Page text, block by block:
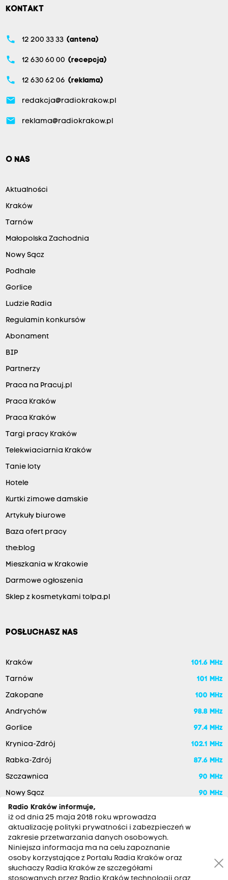
KONTAKT
phone 12 200 33 33 (antena)
phone 12 630 60 00 (recepcja)
phone 12 630 62 06 (reklama)
email redakcja@radiokrakow.pl
email reklama@radiokrakow.pl
O NAS
Aktualności
Kraków
Tarnów
Małopolska Zachodnia
Nowy Sącz
Podhale
Gorlice
Ludzie Radia
Regulamin konkursów
Abonament
BIP
Partnerzy
Praca na Pracuj.pl
Praca Kraków
Praca Kraków
Targi pracy Kraków
Telekwiaciarnia Kraków
Tanie loty
Hotele
Kurtki zimowe damskie
Artykuły biurowe
Baza ofert pracy
the:blog
Mieszkania w Krakowie
Darmowe ogłoszenia
Sklep z kosmetykami tolpa.pl
POSŁUCHASZ NAS
Kraków 101.6 MHz
Tarnów 101 MHz
Zakopane 100 MHz
Andrychów 98.8 MHz
Gorlice 97.4 MHz
Krynica-Zdrój 102.1 MHz
Rabka-Zdrój 87.6 MHz
Szczawnica 90 MHz
Nowy Sącz
90 MHz
Radio Kraków informuje,
iż od dnia 25 maja 2018 roku wprowadza
aktualizację polityki prywatności i zabezpieczeń w
zakresie przetwarzania danych osobowych.
Niniejsza informacja ma na celu zapoznanie
osoby korzystające z Portalu Radia Kraków oraz
słuchaczy Radia Kraków ze szczegółami